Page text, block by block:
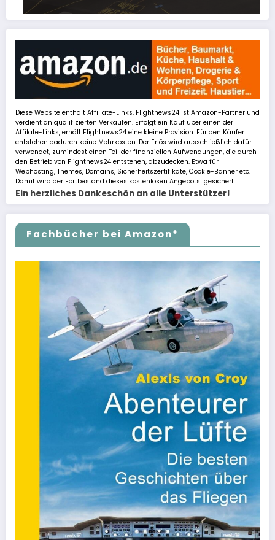
FSLTL Traffic: Tipps und Tricks, damit es klappt!
Diese Website enthält Affiliate-Links. Flightnews24 ist Amazon-Partner und
verdient an qualifizierten Verkäufen. Erfolgt ein Kauf über einen der
Affilate-Links, erhält Flightnews24 eine kleine Provision. Für den Käufer
entstehen dadurch keine Mehrkosten. Der Erlös wird ausschließlich dafür
verwendet, zumindest einen Teil der finanziellen Aufwendungen, die durch
den Betrieb von Flightnews24 entstehen, abzudecken. Etwa für
Webhosting, Themes, Domains, Sicherheitszertifikate, Cookie-Banner etc.
Damit wird der Fortbestand dieses kostenlosen Angebots gesichert.
Ein herzliches Dankeschön an alle Unterstützer!
Fachbücher bei Amazon*